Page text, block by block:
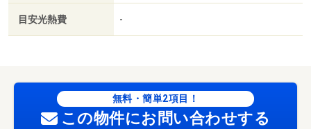
目安光熱費 -
無料・簡単2項目！
この物件にお問い合わせする